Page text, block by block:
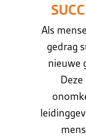
Als
gedrag
nieuwe